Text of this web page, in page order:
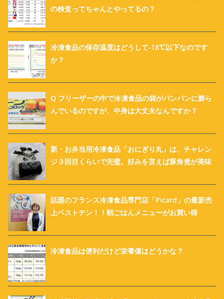
の検査ってちゃんとやってるの？
冷凍食品の保存温度はどうして-18℃以下なのです
か？
Q フリーザーの中で冷凍食品の袋がパンパンに膨ら
んでいるのですが、中身は大丈夫なんですか？
新・お弁当用冷凍食品「おにぎり丸」は、チャレン
ジ３回目くらいで完璧。好みを言えば豚角煮が美味
話題のフランス冷凍食品専門店「Picard」の最新売
上ベストテン！！朝ごはんメニューがお買い得
冷凍食品は便利だけど栄養価はどうかな？